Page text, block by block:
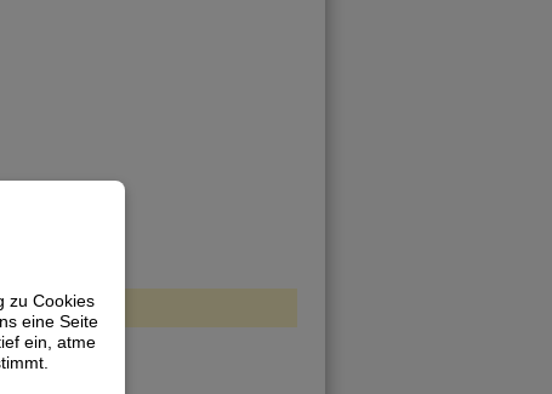
zu Cookies
eine Seite
ein, atme